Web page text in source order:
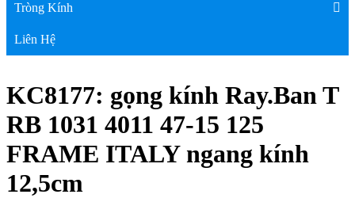
Tròng Kính
Liên Hệ
KC8177: gọng kính Ray.Ban T
RB 1031 4011 47-15 125
FRAME ITALY ngang kính
12,5cm